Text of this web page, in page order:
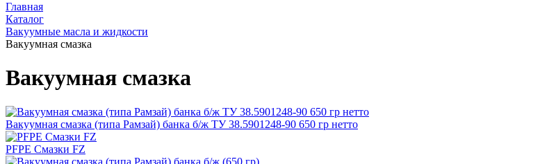
Главная
Каталог
Вакуумные масла и жидкости
Вакуумная смазка
Вакуумная смазка
Вакуумная смазка (типа Рамзай) банка б/ж ТУ 38.5901248-90 650 гр нетто
PFPE Смазки FZ